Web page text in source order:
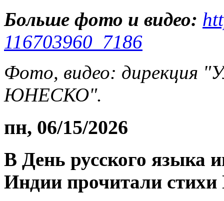
Больше фото и видео:
116703960_7186
Фото, видео: дирекция
ЮНЕСКО".
пн, 06/15/2026
В День русского языка
Индии прочитали